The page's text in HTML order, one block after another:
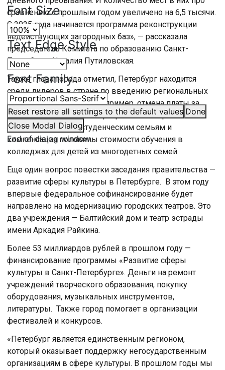
Font Size
Text Edge Style
Font Family
Reset restore all settings to the default values Done
Close Modal Dialog
End of dialog window.
сравнению с прошлым годом увеличено на 6,5 тысячи.
С 2025 года начинается программа реконструкции
недействующих загородных баз», — рассказала
председатель Комитета по образованию Санкт-
Петербурга Наталия Путиловская.
Также глава города отметил, Петербург находится
среди лидеров в стране по введению региональных
мер поддержки семей, например, отмена платы за
детский сад, продление программы материнского
капитала, выплаты студенческим семьям и
компенсация половины стоимости обучения в
колледжах для детей из многодетных семей.
Еще один вопрос повестки заседания правительства —
развитие сферы культуры в Петербурге. В этом году
впервые федеральное софинансирование будет
направлено на модернизацию городских театров. Это
два учреждения — Балтийский дом и театр эстрады
имени Аркадия Райкина.
Более 53 миллиардов рублей в прошлом году —
финансирование программы «Развитие сферы
культуры в Санкт-Петербурге». Деньги на ремонт
учреждений творческого образования, покупку
оборудования, музыкальных инструментов,
литературы. Также город помогает в организации
фестивалей и конкурсов.
«Петербург является единственным регионом,
который оказывает поддержку негосударственным
организациям в сфере культуры. В прошлом годы мы